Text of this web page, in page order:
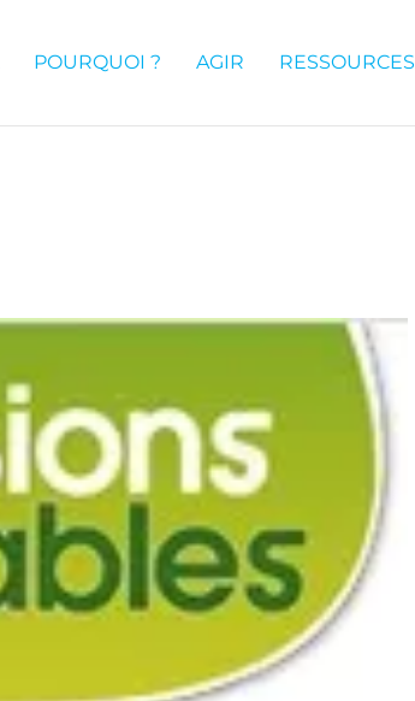
POURQUOI ? AGIR RESSOURCES